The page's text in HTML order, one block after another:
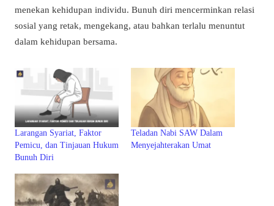
menekan kehidupan individu. Bunuh diri mencerminkan relasi
sosial yang retak, mengekang, atau bahkan terlalu menuntut
dalam kehidupan bersama.
Larangan Syariat, Faktor
Pemicu, dan Tinjauan Hukum
Bunuh Diri
Teladan Nabi SAW Dalam
Menyejahterakan Umat